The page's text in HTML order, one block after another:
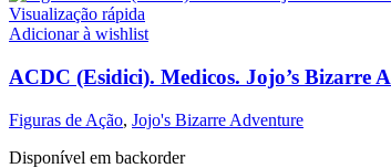
Visualização rápida
Adicionar à wishlist
ACDC (Esidici). Medicos. Jojo’s Bizarre
Figuras de Ação, Jojo's Bizarre Adventure
Disponível em backorder